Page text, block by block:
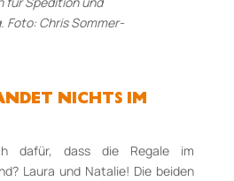
Foto: Chris Sommer-
NICHTS IM
dafür, dass die Regale im
Laura und Natalie! Die beiden